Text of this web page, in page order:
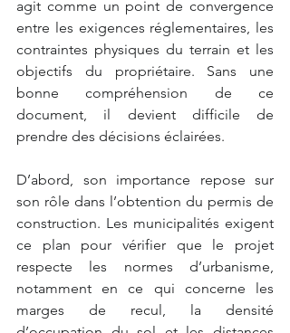
agit comme un point de convergence
entre les exigences réglementaires, les
contraintes physiques du terrain et les
objectifs du propriétaire. Sans une
bonne compréhension de ce
document, il devient difficile de
prendre des décisions éclairées.
D’abord, son importance repose sur
son rôle dans l’obtention du permis de
construction. Les municipalités exigent
ce plan pour vérifier que le projet
respecte les normes d’urbanisme,
notamment en ce qui concerne les
marges de recul, la densité